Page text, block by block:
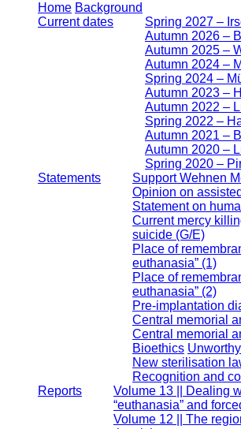
Home Background
Current dates
Spring 2027 –
Autumn 2026 –
Autumn 2025 –
Autumn 2024 –
Spring 2024 –
Autumn 2023 –
Autumn 2022 –
Spring 2022 –
Autumn 2021 –
Autumn 2020 –
Spring 2020 –
Statements
Support Wehnen
Opinion on
Statement on
Current mercy
suicide (G/E)
Place of
euthanasia” (1)
Place of
euthanasia” (2)
Pre-implantation
Central memorial
Central memorial
Bioethics
New sterilisation
Recognition and
Reports
Volume 13 || Dealing
“euthanasia” and
Volume 12 || The